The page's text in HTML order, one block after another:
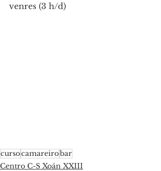
venres (3 h/d)
cursocamareirobar
Centro C-S Xoán XXIII